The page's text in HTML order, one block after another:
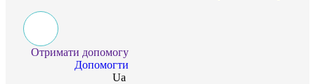
Отримати допомогу
Допомогти
Ua